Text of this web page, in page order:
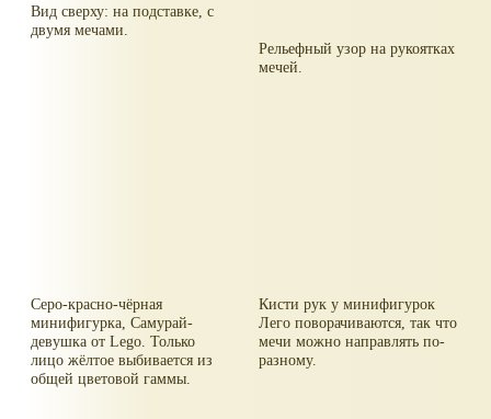
Вид сверху: на подставке, с
двумя мечами.
Рельефный узор на рукоятках
мечей.
Серо-красно-чёрная
минифигурка, Самурай-
девушка от Lego. Только
лицо жёлтое выбивается из
общей цветовой гаммы.
Кисти рук у минифигурок
Лего поворачиваются, так что
мечи можно направлять по-
разному.